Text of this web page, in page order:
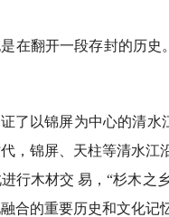
翻开一段存封的历史
以锦屏为中心的清水
，锦屏、天柱等清水江
行木材交 易，“杉木之
合的重要历史和文化记